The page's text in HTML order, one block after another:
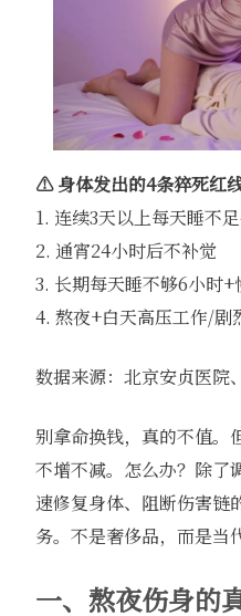
⚠️ 身体发出的4条猝死红线
1. 连续3天以上每天睡不
2. 通宵24小时后不补觉
3. 长期每天睡不够6小时+
4. 熬夜+白天高压工作/剧
数据来源：北京安贞医院
别拿命换钱，真的不值。
不增不减。怎么办？除了
速修复身体、阻断伤害
务。不是奢侈品，而是当
一、熬夜伤身的